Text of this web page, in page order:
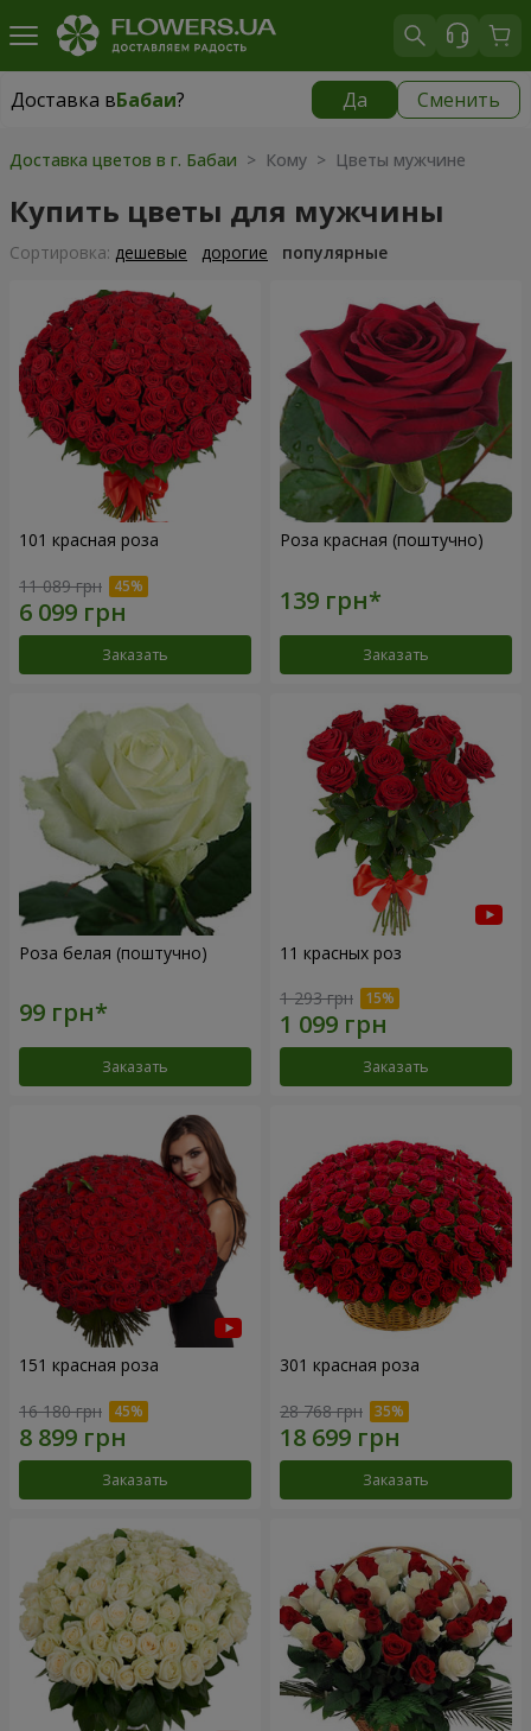
Доставка вБабаи? Да Сменить
Доставка вБабаи
Доставка цветов в г. Бабаи > Кому > Цветы мужчине
Купить цветы для мужчины
Cортировка: дешевые дорогие популярные
101 красная роза
11 089 грн
Заказать
Роза красная (поштучно)
Заказать
Роза белая (поштучно)
Заказать
11 красных роз
1 293 грн
Заказать
151 красная роза
16 180 грн
Заказать
301 красная роза
28 768 грн
Заказать